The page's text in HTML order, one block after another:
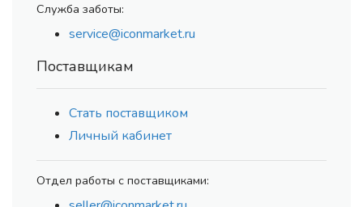
Служба заботы:
service@iconmarket.ru
Поставщикам
Стать поставщиком
Личный кабинет
Отдел работы с поставщиками: